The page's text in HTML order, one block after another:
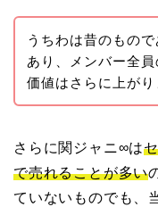
うちわは昔のもの
あり、メンバー全
価値はさらに上がり
さらに関ジャニ∞は
で売れることが多い
ていないものでも、